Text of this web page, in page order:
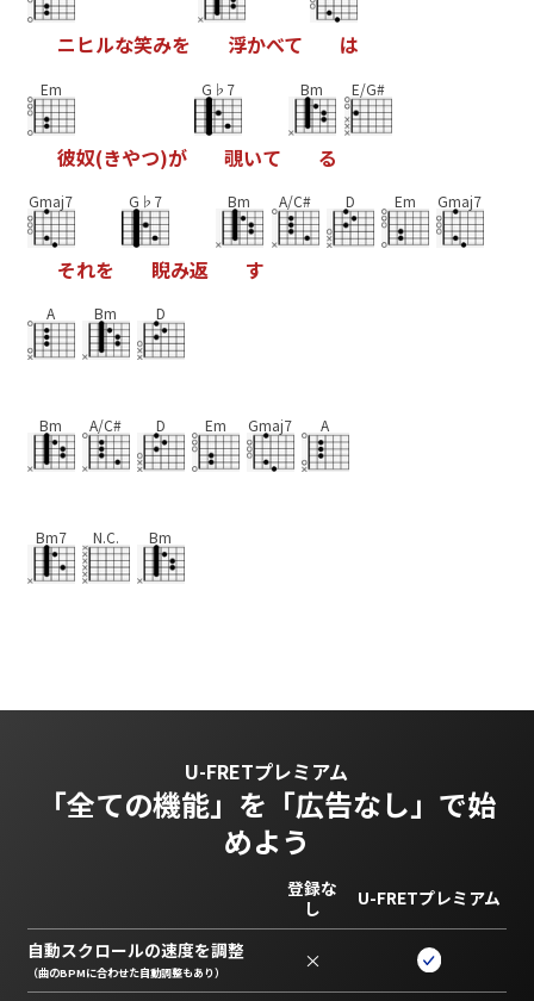
ニヒルな笑みを 浮かべて は
Em
彼奴(きやつ)が
G♭7
覗いて
Bm
る
E/G#
Gmaj7
それを
G♭7
睨み返
Bm
す
A/C# D Em Gmaj7
A Bm D
Bm A/C# D Em Gmaj7 A
Bm7 N.C. Bm
U-FRETプレミアム
「全ての機能」を 「広告なし」で始
めよう
登録な
し
U-FRETプレミアム
自動スクロールの速度を調整
（曲のBPMに合わせた自動調整もあり） ×